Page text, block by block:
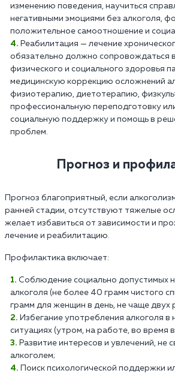
изменению поведения, научиться
негативными эмоциями без алкоголя,
положительное самоотношение и
Реабилитация — лечение
обязательно должно сопровождаться
физического и социального здоровья
медицинскую коррекцию осложнений
физиотерапию, диетотерапию,
профессиональную переподготовку
социальную поддержку и помощь в
проблем.
Прогноз и
Прогноз благоприятный, если
ранней стадии, отсутствуют тяжелые
желает избавиться от зависимости и
лечение и реабилитацию.
Профилактика включает:
Соблюдение социально допустимых
алкоголя (не более 40 грамм чистого
грамм для женщин в день, не чаще двух
Избегание употребления алкоголя
ситуациях (утром, на работе, во время
Развитие интересов и увлечений, не
алкоголем;
Поиск психологической поддержки